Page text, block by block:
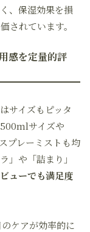
、保湿効果を損
されています。
感を定量的評
サイズもピッタ
サイズや
プレーミストも均
」や「詰まり」
ューでも満足度
ケアが効率的に